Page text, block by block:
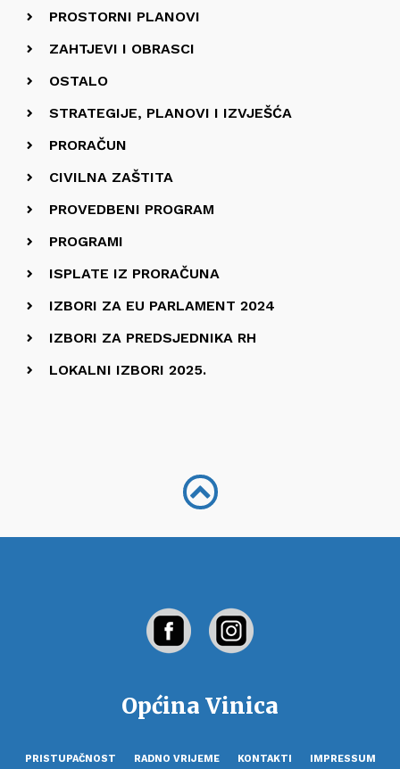
PROSTORNI PLANOVI
ZAHTJEVI I OBRASCI
OSTALO
STRATEGIJE, PLANOVI I IZVJEŠĆA
PRORAČUN
CIVILNA ZAŠTITA
PROVEDBENI PROGRAM
PROGRAMI
ISPLATE IZ PRORAČUNA
IZBORI ZA EU PARLAMENT 2024
IZBORI ZA PREDSJEDNIKA RH
LOKALNI IZBORI 2025.
Općina Vinica
PRISTUPAČNOST RADNO VRIJEME KONTAKTI IMPRESSUM